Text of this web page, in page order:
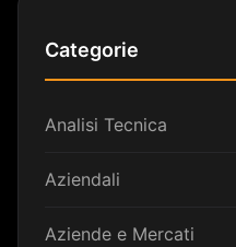
Categorie
Analisi Tecnica
Aziendali
Aziende e Mercati